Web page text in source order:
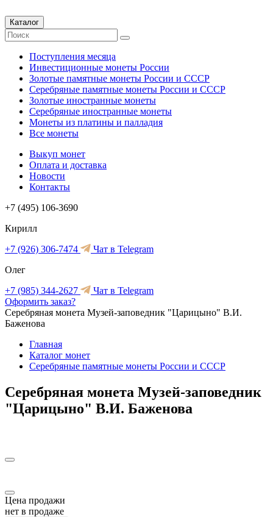
Каталог
Поступления месяца
Инвестиционные монеты России
Золотые памятные монеты России и СССР
Серебряные памятные монеты России и СССР
Золотые иностранные монеты
Серебряные иностранные монеты
Монеты из платины и палладия
Все монеты
Выкуп монет
Оплата и доставка
Новости
Контакты
+7 (495) 106-3690
Кирилл
+7 (926) 306-7474
Чат в Telegram
Олег
+7 (985) 344-2627
Чат в Telegram
Оформить заказ?
Серебряная монета Музей-заповедник "Царицыно" В.И.
Баженова
Главная
Каталог монет
Серебряные памятные монеты России и СССР
Серебряная монета Музей-заповедник
"Царицыно" В.И. Баженова
Цена продажи
нет в продаже